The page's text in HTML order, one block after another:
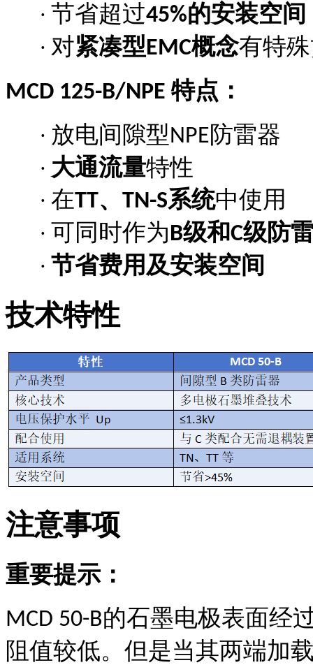
· 节省超过45%的安装空间
· 对紧凑型EMC概念有特
MCD 125-B/NPE 特点：
· 放电间隙型NPE防雷器
· 大通流量特性
· 在TT、 TN-S系统中使用
· 可同时作为B级和C级防
· 节省费用及安装空间
技术特性
注意事项
重要提示：
MCD 50-B的石墨电极表面经
阻值较低。但是当其两端加